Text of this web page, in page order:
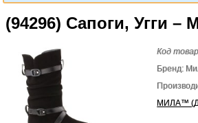
(94296) Сапоги, Угги –
Код
Бренд:
МИЛА™